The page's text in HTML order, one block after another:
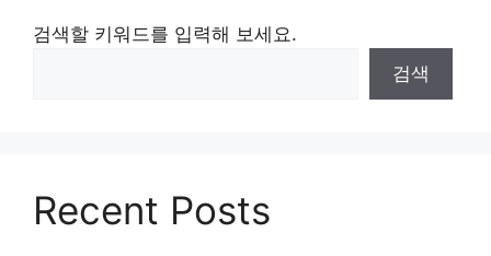
검색할 키워드를 입력해 보세요.
검색
Recent Posts